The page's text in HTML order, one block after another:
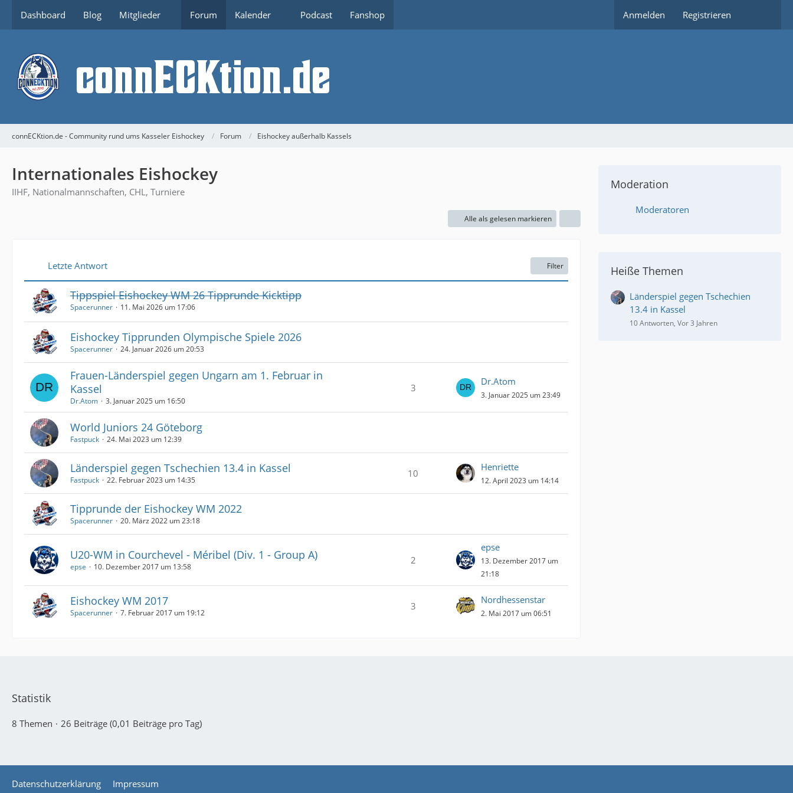
Dashboard Blog Mitglieder Forum Kalender Podcast Fanshop Anmelden Registrieren
connECKtion.de - Community rund ums Kasseler Eishockey Forum Eishockey außerhalb Kassels
Internationales Eishockey
IIHF, Nationalmannschaften, CHL, Turniere
Alle als gelesen markieren
Letzte Antwort Filter
Tippspiel Eishockey WM 26 Tipprunde Kicktipp
Spacerunner 11. Mai 2026 um 17:06
Eishockey Tipprunden Olympische Spiele 2026
Spacerunner 24. Januar 2026 um 20:53
Frauen-Länderspiel gegen Ungarn am 1. Februar in
Kassel
Dr.Atom 3. Januar 2025 um 16:50
3
Dr.Atom
3. Januar 2025 um 23:49
World Juniors 24 Göteborg
Fastpuck 24. Mai 2023 um 12:39
Länderspiel gegen Tschechien 13.4 in Kassel
Fastpuck 22. Februar 2023 um 14:35
10
Henriette
12. April 2023 um 14:14
Tipprunde der Eishockey WM 2022
Spacerunner 20. März 2022 um 23:18
U20-WM in Courchevel - Méribel (Div. 1 - Group A)
epse 10. Dezember 2017 um 13:58
2
epse
13. Dezember 2017 um
21:18
Eishockey WM 2017
Spacerunner 7. Februar 2017 um 19:12
3
Nordhessenstar
2. Mai 2017 um 06:51
Moderation
Moderatoren
Heiße Themen
Länderspiel gegen Tschechien
13.4 in Kassel
10 Antworten, Vor 3 Jahren
Statistik
8 Themen 26 Beiträge (0,01 Beiträge pro Tag)
Datenschutzerklärung Impressum